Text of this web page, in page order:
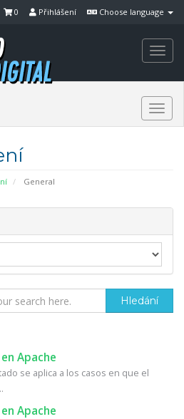
Choose language
Přihlášení
0
General
Apache
se aplica a los casos en que el
Apache